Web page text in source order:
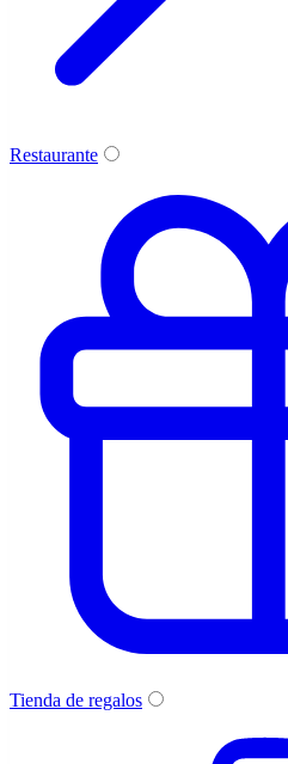
Restaurante
Tienda de regalos